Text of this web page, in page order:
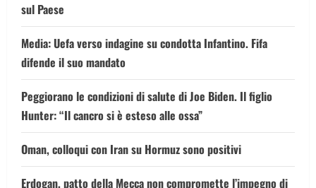
sul Paese
Media: Uefa verso indagine su condotta Infantino. Fifa
difende il suo mandato
Peggiorano le condizioni di salute di Joe Biden. Il figlio
Hunter: “Il cancro si è esteso alle ossa”
Oman, colloqui con Iran su Hormuz sono positivi
Erdogan, patto della Mecca non compromette l’impegno di